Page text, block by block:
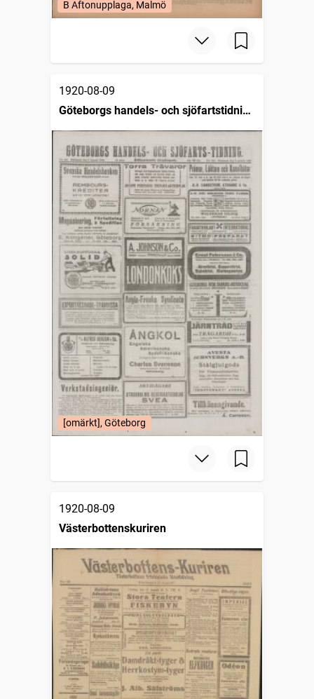
B Aftonupplaga, Malmö
1920-08-09
Göteborgs handels- och sjöfartstidning
[omärkt], Göteborg
1920-08-09
Västerbottenskuriren